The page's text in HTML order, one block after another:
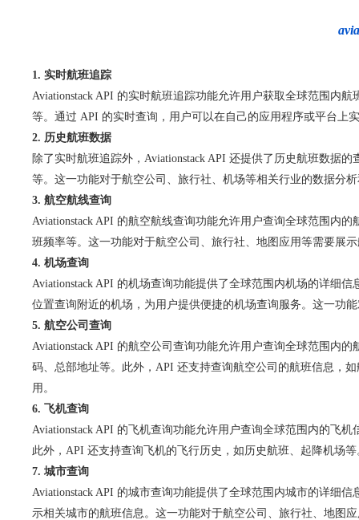
1. 实时航班追踪
Aviationstack API 的实时航班追踪功能允许用户获取全球范围内
等。通过 API 的实时查询，用户可以在自己的应用程序或平台上
2. 历史航班数据
除了实时航班追踪外，Aviationstack API 还提供了历史航班数据
等。这一功能对于航空公司、旅行社、机场等相关行业的数据分
3. 航空航线查询
Aviationstack API 的航空航线查询功能允许用户查询全球范围内
班频率等。这一功能对于航空公司、旅行社、地图应用等需要展
4. 机场查询
Aviationstack API 的机场查询功能提供了全球范围内机场的详细
位置查询附近的机场，为用户提供便捷的机场查询服务。这一功
5. 航空公司查询
Aviationstack API 的航空公司查询功能允许用户查询全球范围内
码、总部地址等。此外，API 还支持查询航空公司的航班信息，
用。
6. 飞机查询
Aviationstack API 的飞机查询功能允许用户查询全球范围内的飞
此外，API 还支持查询飞机的飞行历史，如历史航班、起降机场
7. 城市查询
Aviationstack API 的城市查询功能提供了全球范围内城市的详细
示相关城市的航班信息。这一功能对于航空公司、旅行社、地图